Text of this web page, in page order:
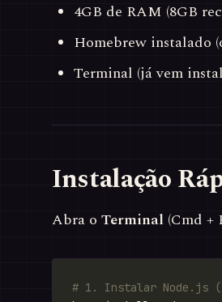
4GB de RAM (8GB
Homebrew instalado
Terminal (já vem
Instalação
Abra o Terminal (Cmd +
# 1. Instalar Node.js